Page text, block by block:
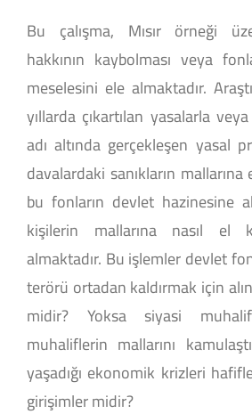
Bu çalışma, Mısır örneği
hakkının kaybolması veya
meselesini ele almaktadır.
yıllarda çıkartılan yasalarla
adı altında gerçekleşen yasal
davalardaki sanıkların
bu fonların devlet hazinesine
kişilerin mallarına nasıl el
almaktadır. Bu işlemler devlet
terörü ortadan kaldırmak için
midir? Yoksa siyasi
muhaliflerin mallarını
yaşadığı ekonomik krizleri
girişimler midir?